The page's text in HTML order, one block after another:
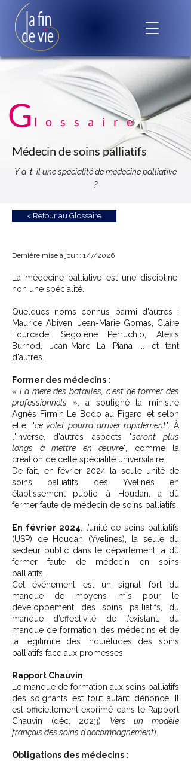
G lossaire
Médecin de soins palliatifs
Y a-t-il une spécialité de médecine palliative
?
< Retour au Glossaire
Dernière mise à jour : 1/7/2026
La médecine palliative est une discipline,
non une spécialité.
Quelques noms connus parmi d'autres :
Maurice Abiven, Jean-Marie Gomas, Claire
Fourcade, Segolène Perruchio, Alexis
Burnod, Jean-Marc La Piana ... et tant
d'autres...
Former des médecins :
« La mère des batailles, c'est de former des
professionnels » , a souligné la ministre
Agnès Firmin Le Bodo au Figaro, et selon
elle, "ce volet pourra arriver rapidement". À
l'inverse, d'autres aspects "seront plus
longs à mettre en œuvre", comme la
création de cette spécialité universitaire.
De fait, en février 2024 la seule unité de
soins palliatifs des Yvelines en
établissement public, à Houdan, a dû
fermer faute de médecin de soins palliatifs.
En février 2024 , l’unité de soins palliatifs
(USP) de Houdan (Yvelines), la seule du
secteur public dans le département, a dû
fermer faute de médecin en soins
palliatifs…
Cet événement est un signal fort du
manque de moyens mis pour le
développement des soins palliatifs, du
manque d’effectivité de l’existant, du
manque de formation des médecins et de
la légitimité des inquiétudes des soins
palliatifs face aux promesses.
Rapport Chauvin
Le manque de formation aux soins palliatifs
des soignants est tout autant dénoncé. Il
est officiellement exprimé dans le Rapport
Chauvin (déc. 2023) Vers un modèle
français des soins d’accompagnement).
Obligations des médecins :